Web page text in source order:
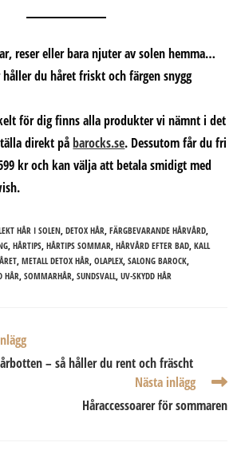
reser eller bara njuter av solen hemma…
du håret friskt och färgen snygg
för dig finns alla produkter vi nämnt i det
direkt på barocks.se. Dessutom får du fri
kr och kan välja att betala smidigt med
HÅR I SOLEN DETOX HÅR FÄRGBEVARANDE HÅRVÅRD
HÅRTIPS HÅRTIPS SOMMAR HÅRVÅRD EFTER BAD KALL
METALL DETOX HÅR OLAPLEX SALONG BAROCK
HÅR SOMMARHÅR SUNDSVALL UV-SKYDD HÅR
– så håller du rent och fräscht
Nästa inlägg
Håraccessoarer för sommaren